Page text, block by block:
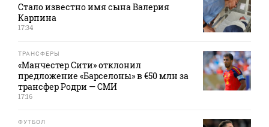
Стало известно имя сына Валерия
Карпина
17:34
ТРАНСФЕРЫ
«Манчестер Сити» отклонил
предложение «Барселоны» в €50 млн за
трансфер Родри — СМИ
17:16
ФУТБОЛ